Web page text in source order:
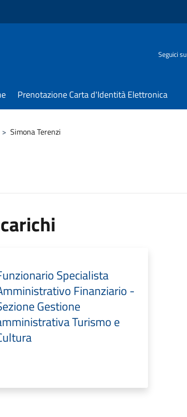
Seguici su
Prenotazione Carta d'Identità Elettronica
> Simona Terenzi
Specialista
Finanziario -
Gestione
Turismo e